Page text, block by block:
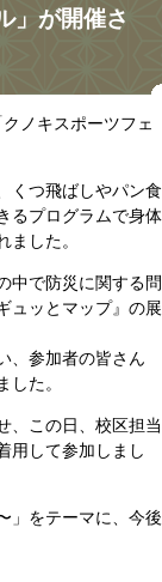
」が開催さ
ノキスポーツフェ
くつ飛ばしやパン食
るプログラムで身体
ました。
中で防災に関する問
ュッとマップ』の展
、参加者の皆さん
した。
、この日、校区担当
用して参加しまし
」をテーマに、今後